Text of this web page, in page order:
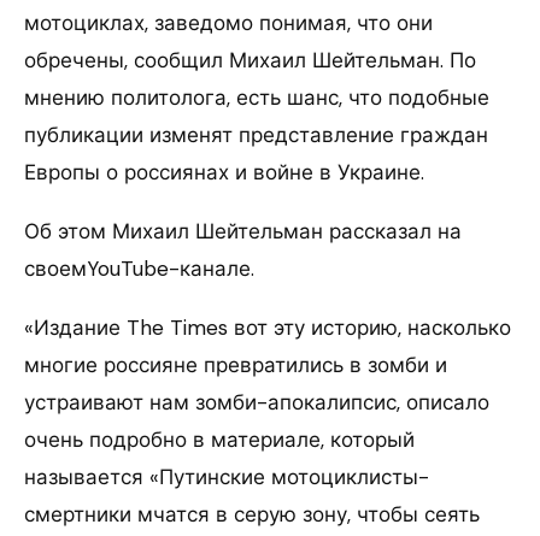
мотоциклах, заведомо понимая, что они
обречены, сообщил Михаил Шейтельман. По
мнению политолога, есть шанс, что подобные
публикации изменят представление граждан
Европы о россиянах и войне в Украине.
Об этом Михаил Шейтельман рассказал на
своемYouTube-канале.
«Издание The Times вот эту историю, насколько
многие россияне превратились в зомби и
устраивают нам зомби-апокалипсис, описало
очень подробно в материале, который
называется «Путинские мотоциклисты-
смертники мчатся в серую зону, чтобы сеять